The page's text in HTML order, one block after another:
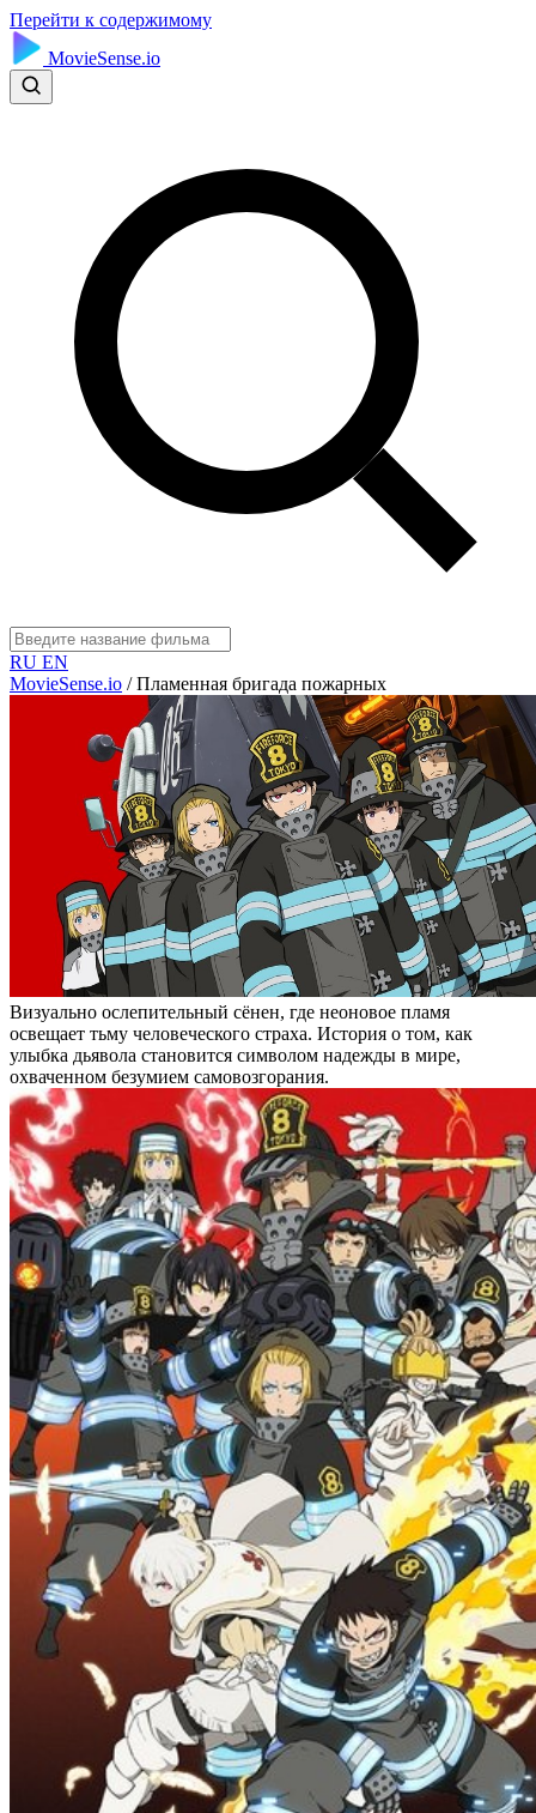
Перейти к содержимому
MovieSense.io
RU EN
MovieSense.io / Пламенная бригада пожарных
Визуально ослепительный сёнен, где неоновое пламя
освещает тьму человеческого страха. История о том, как
улыбка дьявола становится символом надежды в мире,
охваченном безумием самовозгорания.